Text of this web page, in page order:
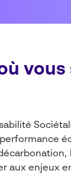
où
aux enjeux